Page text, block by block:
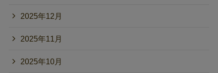
2025年12月
2025年11月
2025年10月